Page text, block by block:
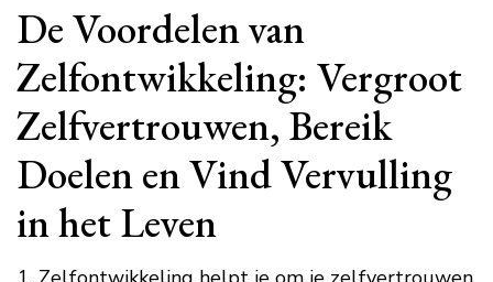
De Voordelen van
Zelfontwikkeling: Vergroot
Zelfvertrouwen, Bereik
Doelen en Vind Vervulling
in het Leven